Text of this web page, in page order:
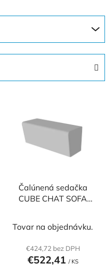
Čalúnená sedačka
CUBE CHAT SOFA
Tovar na objednávku.
€424,72 bez DPH
€522,41 / KS